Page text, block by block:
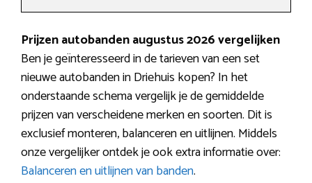
Prijzen autobanden augustus 2026 vergelijken
Ben je geïnteresseerd in de tarieven van een set
nieuwe autobanden in Driehuis kopen? In het
onderstaande schema vergelijk je de gemiddelde
prijzen van verscheidene merken en soorten. Dit is
exclusief monteren, balanceren en uitlijnen. Middels
onze vergelijker ontdek je ook extra informatie over:
Balanceren en uitlijnen van banden.